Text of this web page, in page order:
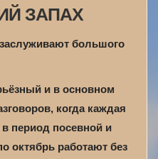
ЗАПАХ
заслуживают большого
и в основном
когда каждая
в период посевной и
октябрь работают без